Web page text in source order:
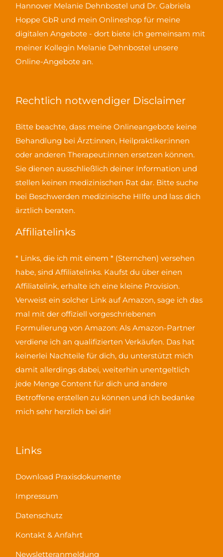
Hannover Melanie Dehnbostel und Dr. Gabriela
Hoppe GbR und mein Onlineshop für meine
digitalen Angebote - dort biete ich gemeinsam mit
meiner Kollegin Melanie Dehnbostel unsere
Online-Angebote an.
Rechtlich notwendiger Disclaimer
Bitte beachte, dass meine Onlineangebote keine
Behandlung bei Ärzt:innen, Heilpraktiker:innen
oder anderen Therapeut:innen ersetzen können.
Sie dienen ausschließlich deiner Information und
stellen keinen medizinischen Rat dar. Bitte suche
bei Beschwerden medizinische HIlfe und lass dich
ärztlich beraten.
Affiliatelinks
* Links, die ich mit einem * (Sternchen) versehen
habe, sind Affiliatelinks. Kaufst du über einen
Affiliatelink, erhalte ich eine kleine Provision.
Verweist ein solcher Link auf Amazon, sage ich das
mal mit der offiziell vorgeschriebenen
Formulierung von Amazon:Als Amazon-Partner
verdiene ich an qualifizierten Verkäufen. Das hat
keinerlei Nachteile für dich, du unterstützt mich
damit allerdings dabei, weiterhin unentgeltlich
jede Menge Content für dich und andere
Betroffene erstellen zu können und ich bedanke
mich sehr herzlich bei dir!
Links
Download Praxisdokumente
Impressum
Datenschutz
Kontakt & Anfahrt
Newsletteranmeldung